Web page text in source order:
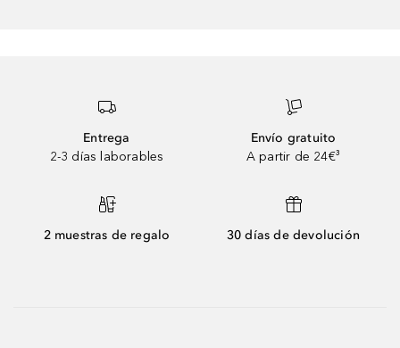
Entrega
2-3 días laborables
Envío gratuito
A partir de 24€³
2 muestras de regalo 30 días de devolución